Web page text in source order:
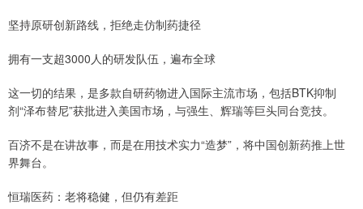
坚持原研创新路线，拒绝走仿制药捷径
拥有一支超3000人的研发队伍，遍布全球
这一切的结果，是多款自研药物进入国际主流市场，包括BTK抑制
剂“泽布替尼”获批进入美国市场，与强生、辉瑞等巨头同台竞技。
百济不是在讲故事，而是在用技术实力“造梦”，将中国创新药推上世
界舞台。
恒瑞医药：老将稳健，但仍有差距